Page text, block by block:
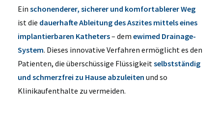
Ein schonenderer, sicherer und komfortablerer Weg
ist die dauerhafte Ableitung des Aszites mittels eines
implantierbaren Katheters– dem ewimed Drainage-
System. Dieses innovative Verfahren ermöglicht es den
Patienten, die überschüssige Flüssigkeitselbstständig
und schmerzfrei zu Hause abzuleiten und so
Klinikaufenthalte zu vermeiden.